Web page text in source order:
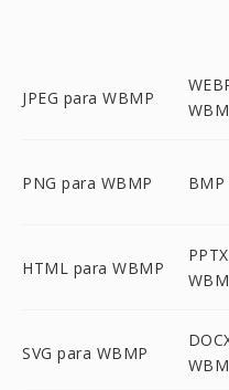
JPEG para WBMP
PNG para WBMP
HTML para WBMP
SVG para WBMP